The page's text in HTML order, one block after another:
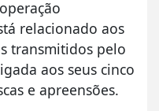
relacionado aos
transmitidos pelo
aos seus cinco
e apreensões.